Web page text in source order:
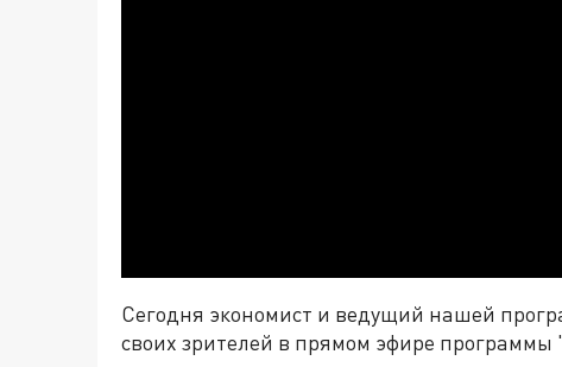
Сегодня экономист и ведущий нашей
своих зрителей в прямом эфире программы